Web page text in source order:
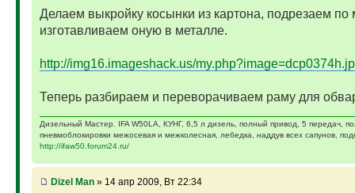
Делаем выкройку косынки из картона, подрезаем по
изготавливаем оную в металле.
http://img16.imageshack.us/
Теперь разбираем и переворачиваем раму для
Дизельный Мастер. IFA W50LA, КУНГ, 6,5 л дизель, полный привод, 5 передач,
пневмоблокировки межосевая и межколесная, лебедка, наддув всех сапунов,
http://ifaw50.forum24.ru/
Dizel Man» 14 апр 2009, Вт 22:34